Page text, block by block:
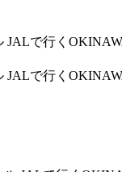
で行く
で行く